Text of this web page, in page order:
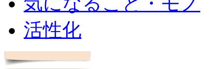
活性化